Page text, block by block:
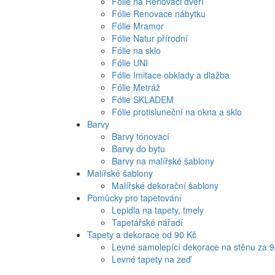
Fólie Renovace nábytku
Fólie Mramor
Fólie Natur přírodní
Fólie na sklo
Fólie UNI
Fólie Imitace obklady a dlažba
Fólie Metráž
Fólie SKLADEM
Fólie protisluneční na okna a sklo
Barvy
Barvy tónovací
Barvy do bytu
Barvy na malířské šablony
Malířské šablony
Malířské dekorační šablony
Pomůcky pro tapetování
Lepidla na tapety, tmely
Tapetářské nářadí
Tapety a dekorace od 90 Kč
Levné samolepící dekorace na stěnu za
Levné tapety na zeď